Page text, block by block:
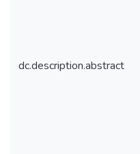
dc.description.abstract